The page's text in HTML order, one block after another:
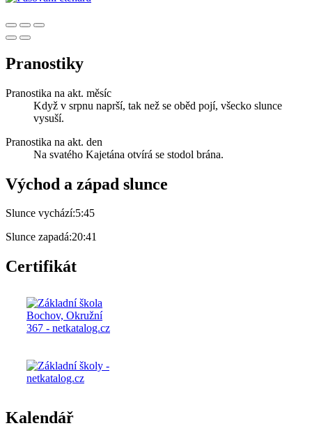
Pranostiky
Pranostika na akt. měsíc
Když v srpnu naprší, tak než se oběd pojí, všecko slunce
vysuší.
Pranostika na akt. den
Na svatého Kajetána otvírá se stodol brána.
Východ a západ slunce
Slunce vychází:5:45
Slunce zapadá:20:41
Certifikát
Kalendář